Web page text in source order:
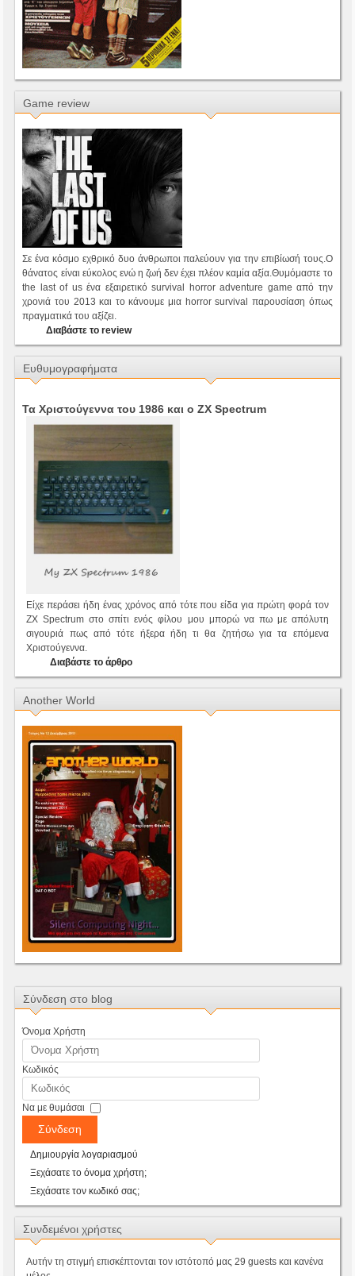
Game review
Σε ένα κόσμο εχθρικό δυο άνθρωποι παλεύουν για την επιβίωσή τους.Ο
θάνατος είναι εύκολος ενώ η ζωή δεν έχει πλέον καμία αξία.Θυμόμαστε το
the last of us ένα εξαιρετικό survival horror adventure game από την
χρονιά του 2013 και το κάνουμε μια horror survival παρουσίαση όπως
πραγματικά του αξίζει.
Διαβάστε το review
Ευθυμογραφήματα
Τα Χριστούγεννα του 1986 και ο ZX Spectrum
Είχε περάσει ήδη ένας χρόνος από τότε που είδα για πρώτη φορά τον
ZX Spectrum στο σπίτι ενός φίλου μου μπορώ να πω με απόλυτη
σιγουριά πως από τότε ήξερα ήδη τι θα ζητήσω για τα επόμενα
Χριστούγεννα.
Διαβάστε το άρθρο
Another World
Σύνδεση στο blog
Όνομα Χρήστη
Κωδικός
Να με θυμάσαι
Σύνδεση
Δημιουργία λογαριασμού
Ξεχάσατε το όνομα χρήστη;
Ξεχάσατε τον κωδικό σας;
Συνδεμένοι χρήστες
Αυτήν τη στιγμή επισκέπτονται τον ιστότοπό μας 29 guests και κανένα